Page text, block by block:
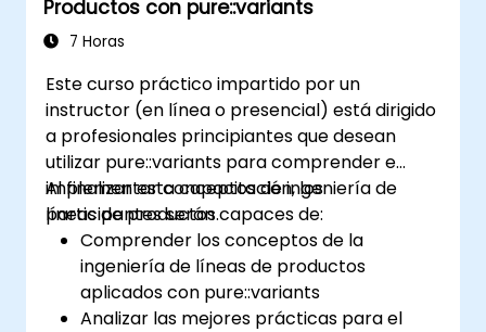
definición de la variabilidad hasta la
derivación del producto; Y evaluar los
pure::variants y FeatureIDE
Productos con pure::variants
7 Horas
Este curso práctico impartido por un
instructor (en línea o presencial) está dirigido
a profesionales principiantes que desean
utilizar pure::variants para comprender e
implementar conceptos de ingeniería de
líneas de productos.
Al finalizar esta capacitación, los
participantes serán capaces de:
Comprender los conceptos de la
ingeniería de líneas de productos
aplicados con pure::variants
Analizar las mejores prácticas para el